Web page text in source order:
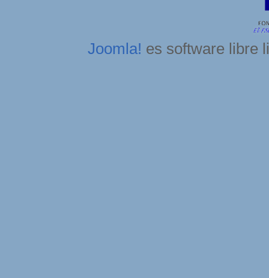
Joomla! es software libre